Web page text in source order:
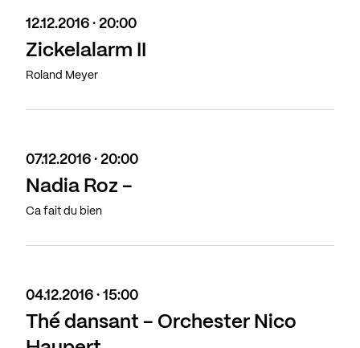
12.12.2016 · 20:00
Zickelalarm II
Roland Meyer
07.12.2016 · 20:00
Nadia Roz -
Ca fait du bien
04.12.2016 · 15:00
Thé dansant - Orchester Nico